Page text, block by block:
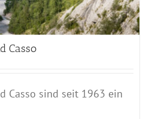
Casso
Casso sind seit 1963 ein